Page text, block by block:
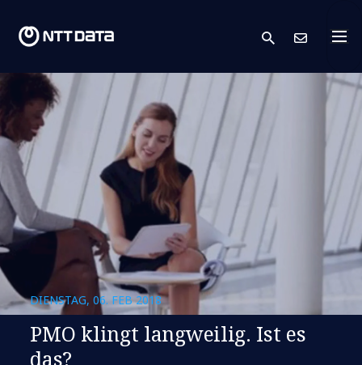
search
DIENSTAG, 06. FEB 2018
PMO klingt langweilig. Ist es
das?